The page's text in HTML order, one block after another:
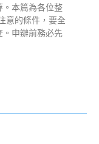
。本篇為各位整
意的條件，要全
申辦前務必先